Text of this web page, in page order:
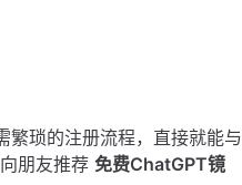
繁琐的注册流程，直接就能与
朋友推荐 免费ChatGPT镜